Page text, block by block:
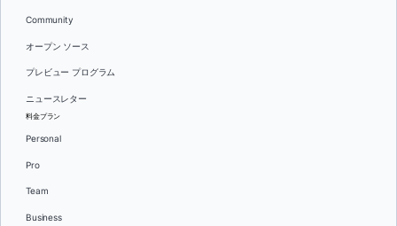
Community
オープン ソース
プレビュー プログラム
ニュースレター
料金プラン
Personal
Pro
Team
Business